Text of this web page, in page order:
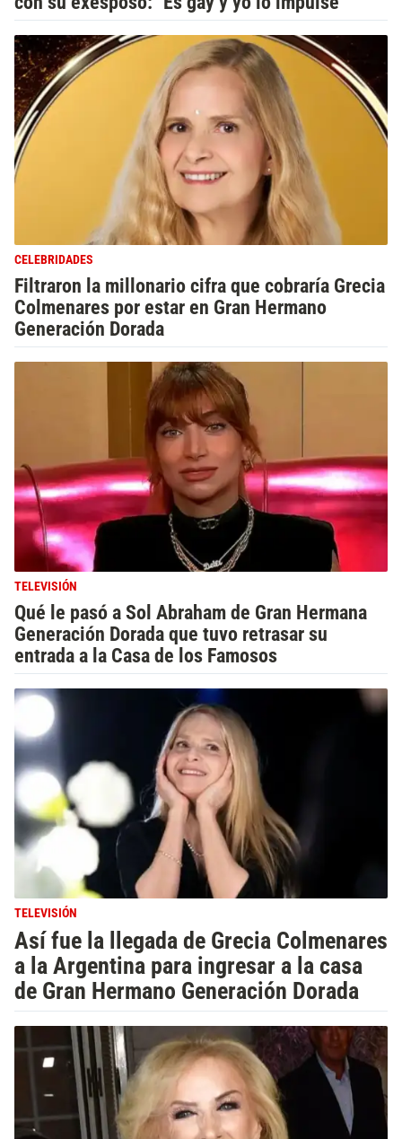
CELEBRIDADES
Filtraron la millonario cifra que cobraría Grecia
Colmenares por estar en Gran Hermano
Generación Dorada
TELEVISIÓN
Qué le pasó a Sol Abraham de Gran Hermana
Generación Dorada que tuvo retrasar su
entrada a la Casa de los Famosos
TELEVISIÓN
Así fue la llegada de Grecia Colmenares
a la Argentina para ingresar a la casa
de Gran Hermano Generación Dorada